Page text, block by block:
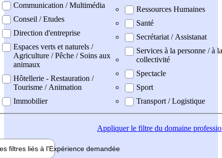
Communication / Multimédia
Conseil / Etudes
Direction d'entreprise
Espaces verts et naturels /
Agriculture / Pêche / Soins aux
animaux
Hôtellerie - Restauration /
Tourisme / Animation
Immobilier
Ressources Humaines
Santé
Secrétariat / Assistanat
Services à la personne / à la
collectivité
Spectacle
Sport
Transport / Logistique
Appliquerle filtre du domaine
filtres liés à l'Expérience demandée